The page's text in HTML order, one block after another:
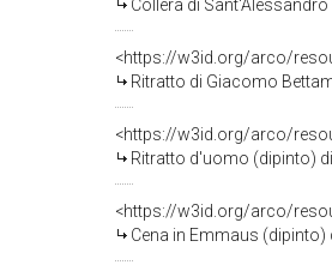
Collera di
<https://w3id.org/arco/
Ritratto di Giacomo
<https://w3id.org/arco/
Ritratto d'uomo (dipinto)
<https://w3id.org/arco/
Cena in Emmaus (dipinto)